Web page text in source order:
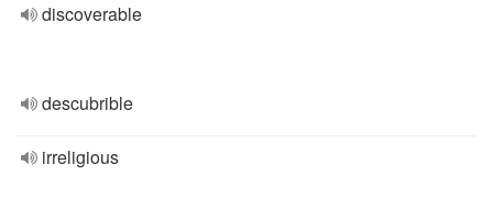
discoverable
descubrible
irreligious